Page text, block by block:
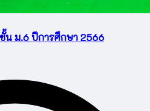
น ม.6 ปีการศึกษา 2566